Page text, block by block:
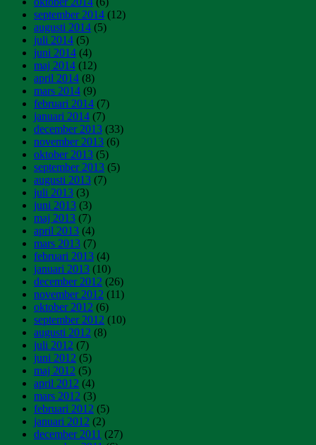
september 2014 (12)
augusti 2014 (5)
juli 2014 (5)
juni 2014 (4)
maj 2014 (12)
april 2014 (8)
mars 2014 (9)
februari 2014 (7)
januari 2014 (7)
december 2013 (33)
november 2013 (6)
oktober 2013 (5)
september 2013 (5)
augusti 2013 (7)
juli 2013 (3)
juni 2013 (3)
maj 2013 (7)
april 2013 (4)
mars 2013 (7)
februari 2013 (4)
januari 2013 (10)
december 2012 (26)
november 2012 (11)
oktober 2012 (6)
september 2012 (10)
augusti 2012 (8)
juli 2012 (7)
juni 2012 (5)
maj 2012 (5)
april 2012 (4)
mars 2012 (3)
februari 2012 (5)
januari 2012 (2)
december 2011 (27)